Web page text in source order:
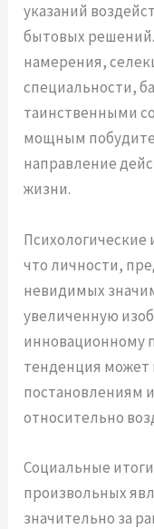
указаний
бытовых
намерения,
специальности,
таинственными
мощным
направление
жизни.
что личности,
невидимых
увеличенную
инновационному
тенденция может
постановлениям
относительно
Социальные
произвольных
значительно за